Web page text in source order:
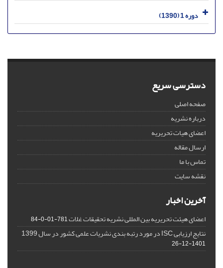
دوره 1 (1390)
دسترسی سریع
صفحه اصلی
درباره نشریه
اعضای هیات تحریریه
ارسال مقاله
تماس با ما
نقشه سایت
آخرین اخبار
اعضای هیئت تحریریه بین المللی نشریه تحقیقات غلات781-01-0-84
نتایج ارزیابی ISC در مورد رتبه بندی نشریات علمی کشور در سال 1399
1401-12-26